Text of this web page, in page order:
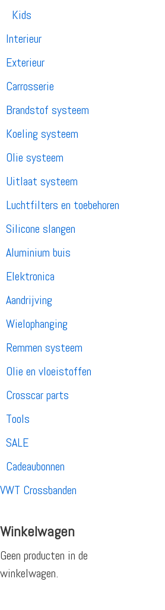
Kids
Interieur
Exterieur
Carrosserie
Brandstof systeem
Koeling systeem
Olie systeem
Uitlaat systeem
Luchtfilters en toebehoren
Silicone slangen
Aluminium buis
Elektronica
Aandrijving
Wielophanging
Remmen systeem
Olie en vloeistoffen
Crosscar parts
Tools
SALE
Cadeaubonnen
VWT Crossbanden
Winkelwagen
Geen producten in de
winkelwagen.